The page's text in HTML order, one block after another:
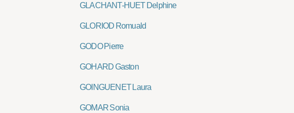
GLACHANT-HUET Delphine
GLORIOD Romuald
GODO Pierre
GOHARD Gaston
GOINGUENET Laura
GOMAR Sonia